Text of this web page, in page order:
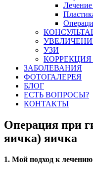
УЗИ
ЗАБОЛЕВАНИЯ
ФОТОГАЛЕРЕЯ
БЛОГ
ЕСТЬ ВОПРОСЫ?
КОНТАКТЫ
Операция при
яичка) яичка
1. Мой подход к